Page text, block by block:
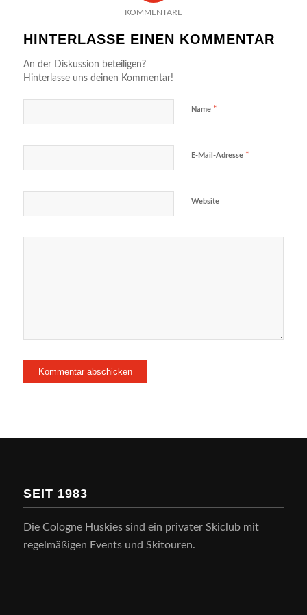
KOMMENTARE
HINTERLASSE EINEN KOMMENTAR
An der Diskussion beteiligen?
Hinterlasse uns deinen Kommentar!
Name *
E-Mail-Adresse *
Website
SEIT 1983
Die Cologne Huskies sind ein privater Skiclub mit
regelmäßigen Events und Skitouren.